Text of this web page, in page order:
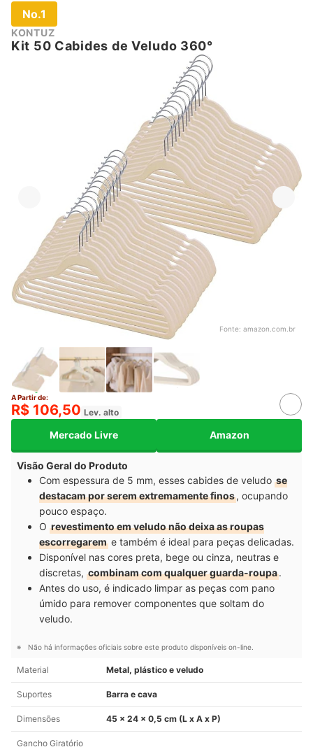
No.1
KONTUZ
Kit 50 Cabides de Veludo 360°
Fonte: amazon.com.br
A Partir de:
R$ 106,50 Lev. alto
Mercado Livre Amazon
Visão Geral do Produto
Com espessura de 5 mm, esses cabides de veludo se
destacam por serem extremamente finos, ocupando
pouco espaço.
O revestimento em veludo não deixa as roupas
escorregarem e também é ideal para peças delicadas.
Disponível nas cores preta, bege ou cinza, neutras e
discretas, combinam com qualquer guarda-roupa.
Antes do uso, é indicado limpar as peças com pano
úmido para remover componentes que soltam do
veludo.
Não há informações oficiais sobre este produto disponíveis on-line.
Material Metal, plástico e veludo
Suportes Barra e cava
Dimensões 45 x 24 x 0,5 cm (L x A x P)
Gancho Giratório